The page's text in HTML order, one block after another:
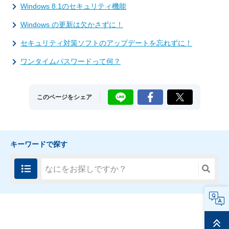
Windows 8.1のセキュリティ機能
Windows の更新は欠かさずに！
セキュリティ対策ソフトのアップデートを忘れずに！
ワンタイムパスワードって何？
このページをシェア LINE Facebook X
キーワードで探す
トップ